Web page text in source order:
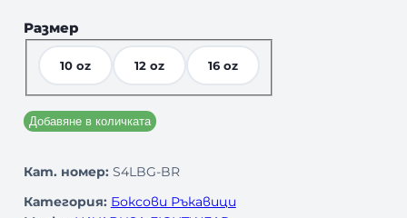
Размер
10 oz 12 oz 16 oz
Добавяне в количката
Кат. номер: S4LBG-BR
Категория: Боксови Ръкавици